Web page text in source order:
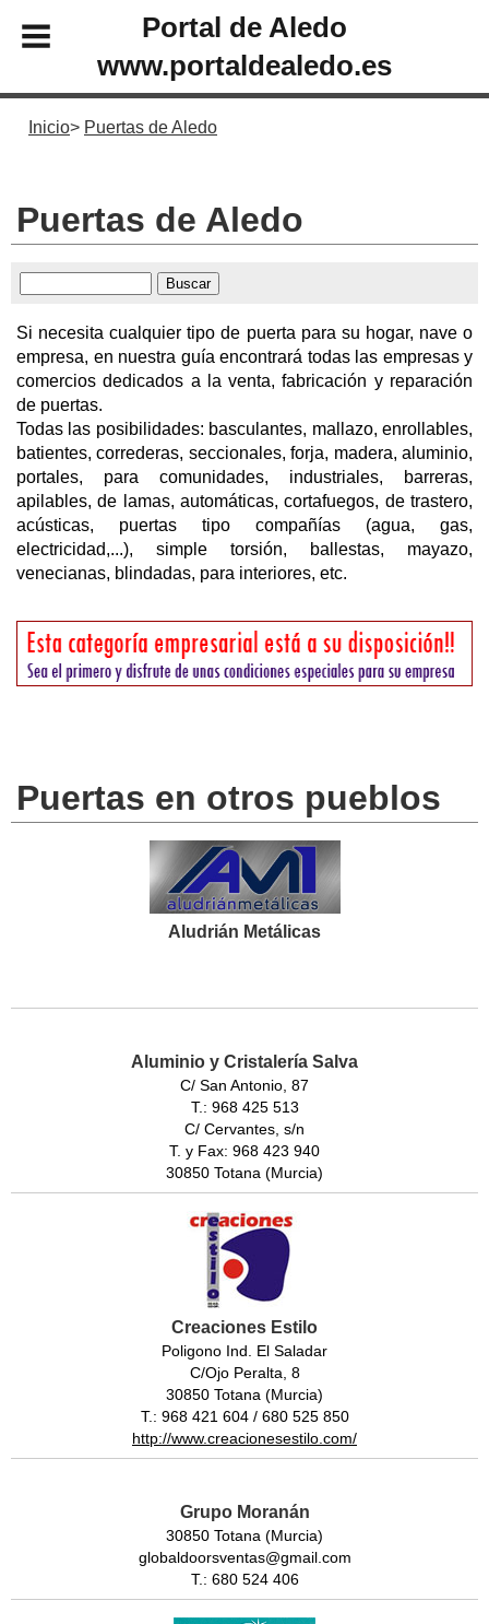
Portal de Aledo
www.portaldealedo.es
Inicio Puertas de Aledo
Puertas de Aledo
Si necesita cualquier tipo de puerta para su hogar, nave o
empresa, en nuestra guía encontrará todas las empresas y
comercios dedicados a la venta, fabricación y reparación
de puertas.
Todas las posibilidades: basculantes, mallazo, enrollables,
batientes, correderas, seccionales, forja, madera, aluminio,
portales, para comunidades, industriales, barreras,
apilables, de lamas, automáticas, cortafuegos, de trastero,
acústicas, puertas tipo compañías (agua, gas,
electricidad,...), simple torsión, ballestas, mayazo,
venecianas, blindadas, para interiores, etc.
Puertas en otros pueblos
Aludrián Metálicas
Aluminio y Cristalería Salva
C/ San Antonio, 87
T.: 968 425 513
C/ Cervantes, s/n
T. y Fax: 968 423 940
30850 Totana (Murcia)
Creaciones Estilo
Poligono Ind. El Saladar
C/Ojo Peralta, 8
30850 Totana (Murcia)
T.: 968 421 604 / 680 525 850
http://www.creacionesestilo.com/
Grupo Moranán
30850 Totana (Murcia)
globaldoorsventas@gmail.com
T.: 680 524 406